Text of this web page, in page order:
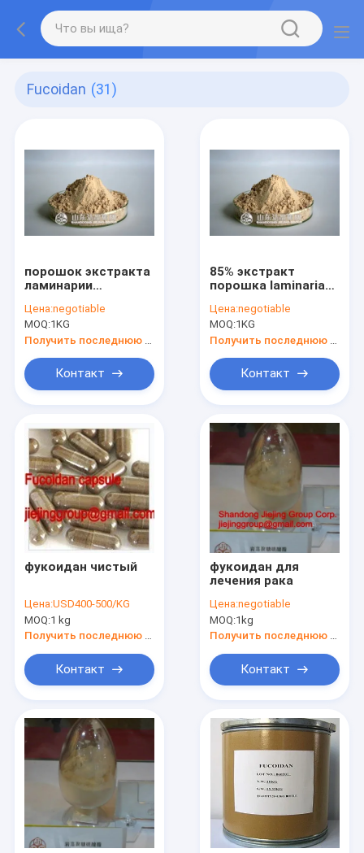
Fucoidan (31)
порошок экстракта
ламинарии
Цена:negotiable
MOQ:1KG
Контакт
85% экстракт
порошка laminaria
Цена:negotiable
MOQ:1KG
Контакт
фукоидан чистый
Цена:USD400-500/KG
MOQ:1 kg
Контакт
фукоидан для
лечения рака
Цена:negotiable
MOQ:1kg
Контакт